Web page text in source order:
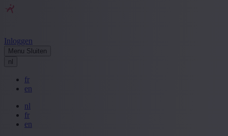
Inloggen
Menu Sluiten
nl
fr
en
nl
fr
en